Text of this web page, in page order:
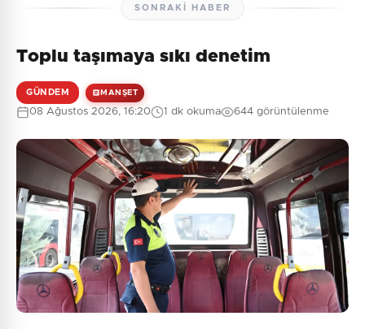
SONRAKI HABER
Toplu taşımaya sıkı denetim
GÜNDEM MANŞET
08 Ağustos 2026, 16:20 1 dk okuma 644 görüntülenme